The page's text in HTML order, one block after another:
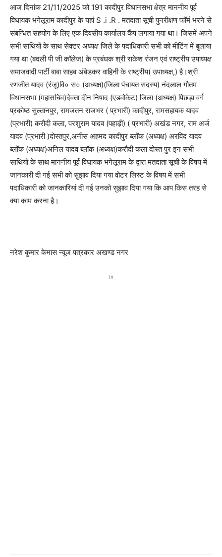
आज दिनांक 21/11/2025 को 191 कादीपुर विधानसभा क्षेत्र माननीय पूर्व
विधायक भगेलूराम कादीपुर के यहां S .i .R . मतदाता सूची पुनरीक्षण फॉर्म भरने से
संबन्धित सहयोग के लिए एक दिवसीय कार्यालय कैंप लगाया गया था। जिसमें अपने
सभी साथियों के साथ सेक्टर अध्यक्ष जिले के पदाधिकारी सभी को मीटिंग में बुलाया
गया था (बदली पी जी कॉलेज) के प्रबंधक श्री राकेश रंजन एवं राष्ट्रीय उपाध्यक्ष
समाजवादी पार्टी बाबा साहब अंबेडकर वाहिनी के राष्ट्रीय( उपाध्यक्ष,) है।श्री
रणजीत यादव (रंजू)वि० स० (अध्यक्ष)(जिला पंचायत सदस्य) नंदलाल गौतम
विधानसभा (महासचिव)देवता दीन निषाद (एडवोकेट) जिला (अध्यक्ष) पिछड़ा वर्ग
प्रकोष्ठ सुल्तानपुर, रामजतन राजभर ( प्रभारी) कादीपुर, रामसहायक यादव
(प्रभारी) करौदी कला, परशुराम यादव (पहाड़ी) ( प्रभारी) अखंड नगर, राम अर्ज
यादव (प्रभारी )दोस्तपुर,अनीस अहमद कादीपुर ब्लॉक (अध्यक्ष) अरविंद यादव
ब्लॉक (अध्यक्ष)अनिल यादव ब्लॉक (अध्यक्ष)करौदी कला दोस्त पुर इन सभी
साथियों के साथ माननीय पूर्व विधायक भगेलूराम के द्वारा मतदाता सूची के विषय में
जानकारी दी गई सभी को सुझाव दिया गया वोटर लिस्ट के विषय में सभी
पदाधिकारी को जानकारियां दी गई उनको सुझाव दिया गया कि आप किस तरह से
क्या काम करना है।
नरेश कुमार केमास न्यूज पत्रकार अखण्ड नगर
In